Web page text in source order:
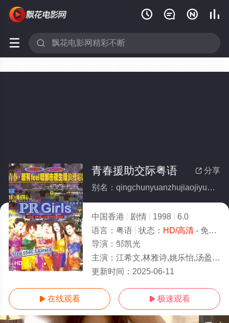
   
 
HD
 分享
青春援助交际粤语
别名：qingchunyuanzhujiaojiyueyu
中国香港 剧情 1998
6.0
语言： 粤语 状态： HD/高清- 免费在线观看
导演： 邹凯光
主演： 江希文,林雅诗,姚乐怡,汤盈盈,傅楚卉,郑保瑞
更新时间： 2025-06-11
 在线观看  极速观看